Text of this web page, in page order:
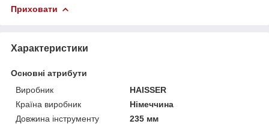
Приховати
Характеристики
Основні атрибути
Виробник
HAISSER
Країна виробник
Німеччина
Довжина інструменту
235 мм